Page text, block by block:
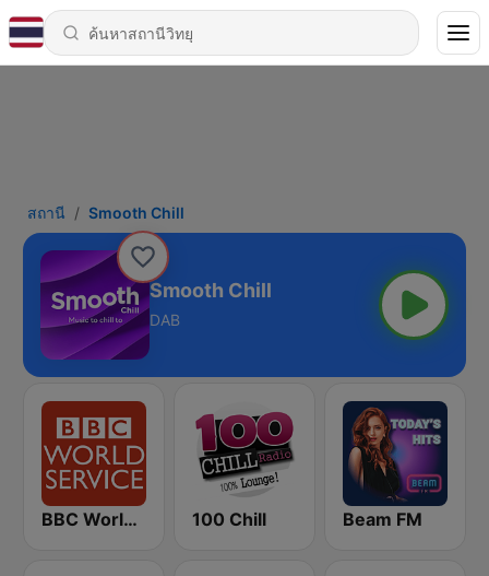
สถานี Smooth Chill
Smooth Chill
DAB
BBC World Service 100 Chill Beam FM